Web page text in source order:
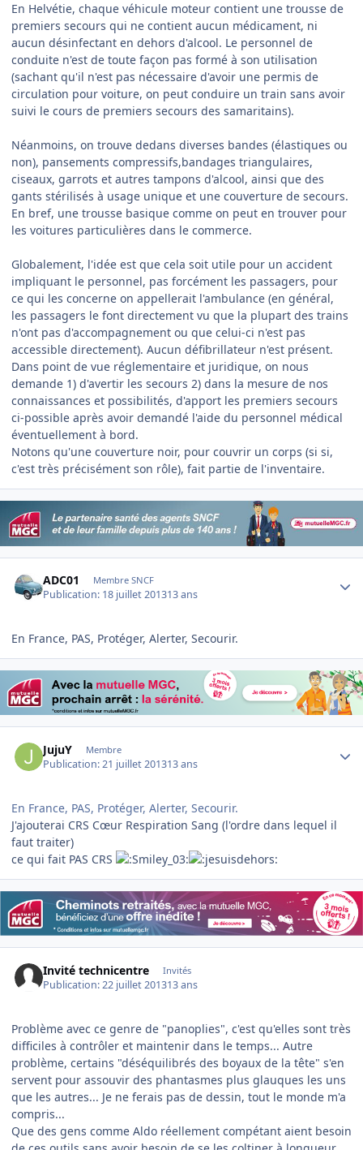
En Helvétie, chaque véhicule moteur contient une trousse de
premiers secours qui ne contient aucun médicament, ni
aucun désinfectant en dehors d'alcool. Le personnel de
conduite n'est de toute façon pas formé à son utilisation
(sachant qu'il n'est pas nécessaire d'avoir une permis de
circulation pour voiture, on peut conduire un train sans avoir
suivi le cours de premiers secours des samaritains).
Néanmoins, on trouve dedans diverses bandes (élastiques ou
non), pansements compressifs,bandages triangulaires,
ciseaux, garrots et autres tampons d'alcool, ainsi que des
gants stérilisés à usage unique et une couverture de secours.
En bref, une trousse basique comme on peut en trouver pour
les voitures particulières dans le commerce.
Globalement, l'idée est que cela soit utile pour un accident
impliquant le personnel, pas forcément les passagers, pour
ce qui les concerne on appellerait l'ambulance (en général,
les passagers le font directement vu que la plupart des trains
n'ont pas d'accompagnement ou que celui-ci n'est pas
accessible directement). Aucun défibrillateur n'est présent.
Dans point de vue réglementaire et juridique, on nous
demande 1) d'avertir les secours 2) dans la mesure de nos
connaissances et possibilités, d'apport les premiers secours
ci-possible après avoir demandé l'aide du personnel médical
éventuellement à bord.
Notons qu'une couverture noir, pour couvrir un corps (si si,
c'est très précisément son rôle), fait partie de l'inventaire.
ADC01 Membre SNCF
Publication: 18 juillet 201313 ans
En France, PAS, Protéger, Alerter, Secourir.
JujuY Membre
Publication:21 juillet 201313 ans
En France, PAS, Protéger, Alerter, Secourir.
J'ajouterai CRS Cœur Respiration Sang (l'ordre dans lequel il
faut traiter)
ce qui fait PAS CRS
Invité technicentre Invités
Publication:22 juillet 201313 ans
Problème avec ce genre de "panoplies", c'est qu'elles sont très
difficiles à contrôler et maintenir dans le temps... Autre
problème, certains "déséquilibrés des boyaux de la tête" s'en
servent pour assouvir des phantasmes plus glauques les uns
que les autres... Je ne ferais pas de dessin, tout le monde m'a
compris...
Que des gens comme Aldo réellement compétant aient besoin